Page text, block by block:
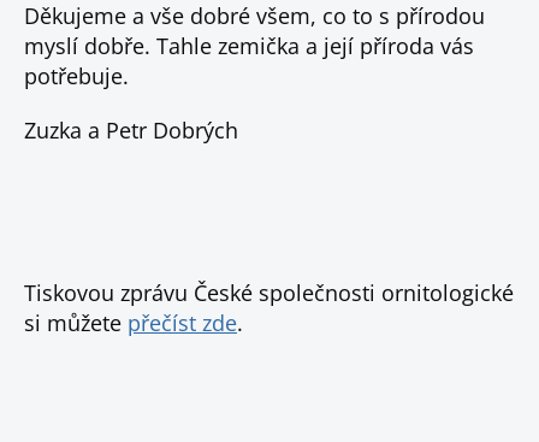
Děkujeme a vše dobré všem, co to s přírodou
myslí dobře. Tahle zemička a její příroda vás
potřebuje.
Zuzka a Petr Dobrých
Tiskovou zprávu České společnosti ornitologické
si můžete přečíst zde.